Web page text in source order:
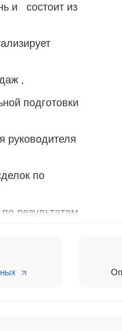
и состоит из
,
подготовки
руководителя
по
результатам
для: